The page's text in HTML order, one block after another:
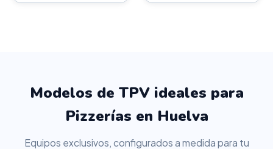
Modelos de TPV ideales para
Pizzerías en Huelva
Equipos exclusivos, configurados a medida para tu